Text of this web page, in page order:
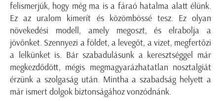
felismerjük, hogy még ma is a fáraó hatalma alatt élünk.
Ez az uralom kimerít és közömbössé tesz. Ez olyan
növekedési modell, amely megoszt, és elrabolja a
jövőnket. Szennyezi a földet, a levegőt, a vizet, megfertőzi
a lelkünket is. Bár szabadulásunk a keresztséggel már
megkezdődött, mégis megmagyarázhatatlan nosztalgiát
érzünk a szolgaság után. Mintha a szabadság helyett a
már ismert dolgok biztonságához vonzódnánk.